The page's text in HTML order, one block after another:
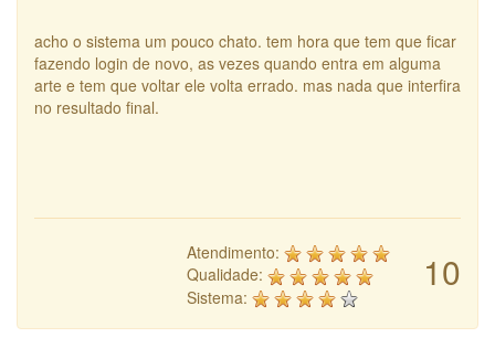
acho o sistema um pouco chato. tem hora que tem que ficar
fazendo login de novo, as vezes quando entra em alguma
arte e tem que voltar ele volta errado. mas nada que interfira
no resultado final.
10
Atendimento:
Qualidade:
Sistema: